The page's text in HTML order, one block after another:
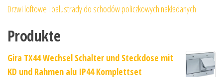
Drzwi loftowe i balustrady do schodów policzkowych nakładanych
Produkte
Gira TX44 Wechsel Schalter und Steckdose mit
KD und Rahmen alu IP44 Komplettset